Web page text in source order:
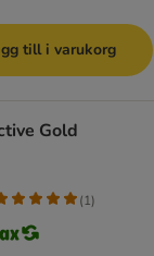
till i varukorg
Gold
(1)